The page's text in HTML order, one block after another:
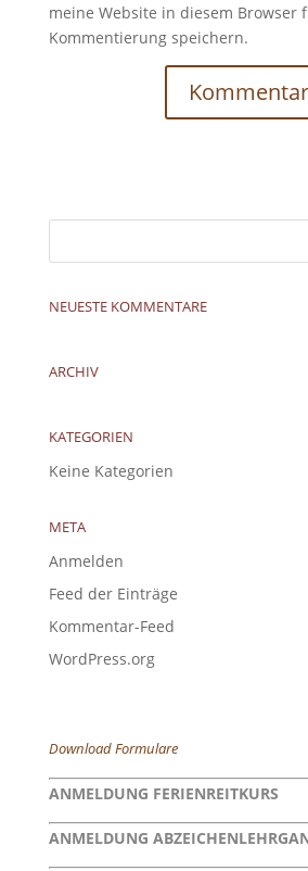
meine Website in diesem Browser
Kommentierung speichern.
NEUESTE KOMMENTARE
ARCHIV
KATEGORIEN
Keine Kategorien
META
Anmelden
Feed der Einträge
Kommentar-Feed
WordPress.org
Download Formulare
ANMELDUNG FERIENREITKURS
ANMELDUNG